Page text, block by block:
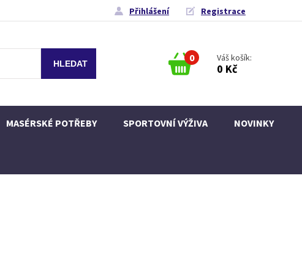
Přihlášení Registrace
0 Váš košík:
0 Kč
MASÉRSKÉ POTŘEBY SPORTOVNÍ VÝŽIVA NOVINKY